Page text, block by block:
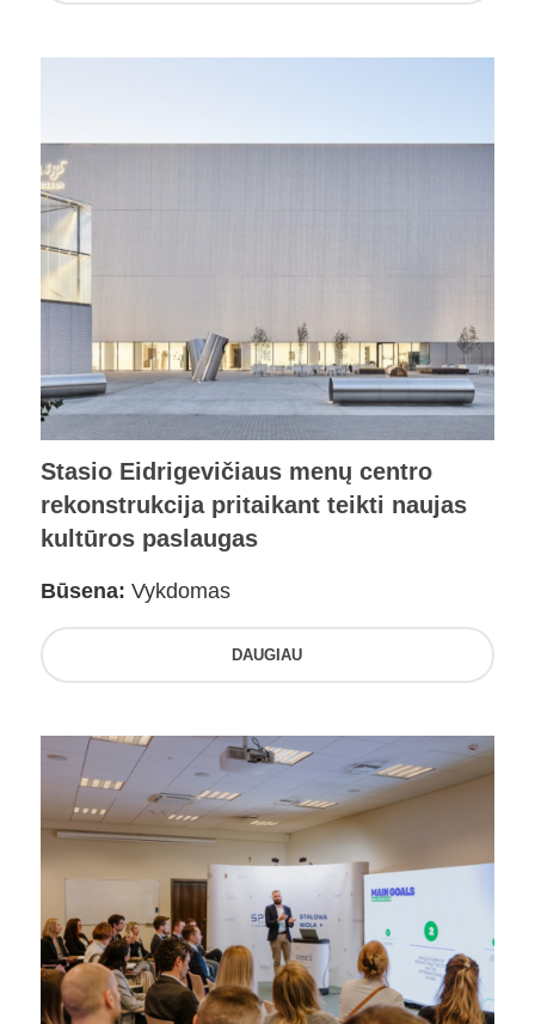
Stasio Eidrigevičiaus menų centro
rekonstrukcija pritaikant teikti naujas
kultūros paslaugas
Būsena: Vykdomas
DAUGIAU